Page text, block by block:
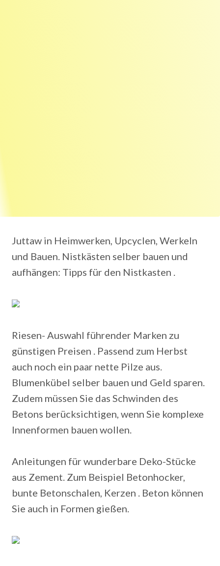
Juttaw in Heimwerken, Upcyclen, Werkeln
und Bauen. Nistkästen selber bauen und
aufhängen: Tipps für den Nistkasten .
Riesen- Auswahl führender Marken zu
günstigen Preisen . Passend zum Herbst
auch noch ein paar nette Pilze aus.
Blumenkübel selber bauen und Geld sparen.
Zudem müssen Sie das Schwinden des
Betons berücksichtigen, wenn Sie komplexe
Innenformen bauen wollen.
Anleitungen für wunderbare Deko-Stücke
aus Zement. Zum Beispiel Betonhocker,
bunte Betonschalen, Kerzen . Beton können
Sie auch in Formen gießen.